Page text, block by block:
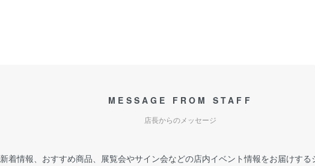
MESSAGE FROM STAFF
店長からのメッセージ
新着情報、おすすめ商品、展覧会やサイン会などの店内イベント情報をお届けする